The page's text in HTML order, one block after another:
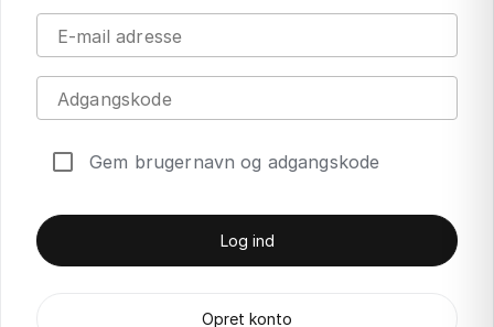
E-mail adresse
Adgangskode
Gem brugernavn og adgangskode
Log ind
Opret konto